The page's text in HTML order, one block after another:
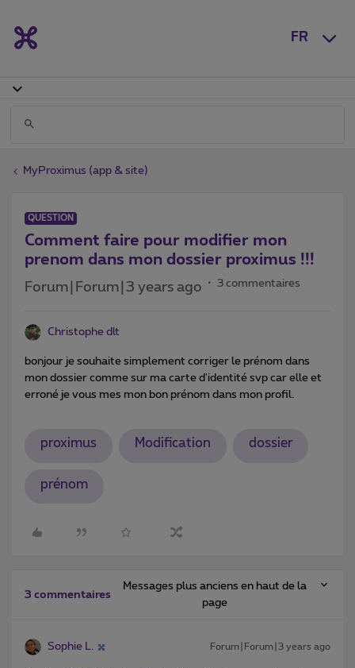
FR
MyProximus (app & site)
QUESTION
Comment faire pour modifier mon
prenom dans mon dossier proximus !!!
Forum|Forum|3 years ago 3 commentaires
Christophe dlt
bonjour je souhaite simplement corriger le prénom dans
mon dossier comme sur ma carte d'identité svp car elle et
erroné je vous mes mon bon prénom dans mon profil.
proximus Modification dossier
prénom
3 commentaires
Messages plus anciens en haut de la
page
Sophie L. Forum|Forum|3 years ago